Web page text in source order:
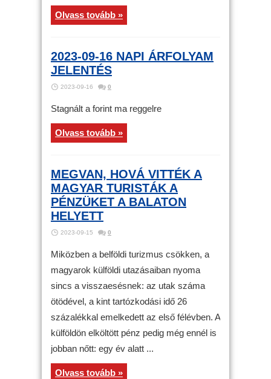
Olvass tovább »
2023-09-16 NAPI ÁRFOLYAM
JELENTÉS
2023-09-16 0
Stagnált a forint ma reggelre
Olvass tovább »
MEGVAN, HOVÁ VITTÉK A
MAGYAR TURISTÁK A
PÉNZÜKET A BALATON
HELYETT
2023-09-15 0
Miközben a belföldi turizmus csökken, a
magyarok külföldi utazásaiban nyoma
sincs a visszaesésnek: az utak száma
ötödével, a kint tartózkodási idő 26
százalékkal emelkedett az első félévben. A
külföldön elköltött pénz pedig még ennél is
jobban nőtt: egy év alatt ...
Olvass tovább »